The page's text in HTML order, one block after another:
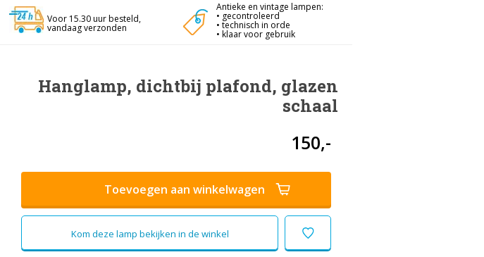
Voor 15.30 uur besteld,
vandaag verzonden
Antieke en vintage lampen:
• gecontroleerd
• technisch in orde
• klaar voor gebruik
Hanglamp, dichtbij plafond, glazen
schaal
150,-
Toevoegen aan winkelwagen
Kom deze lamp bekijken in de winkel